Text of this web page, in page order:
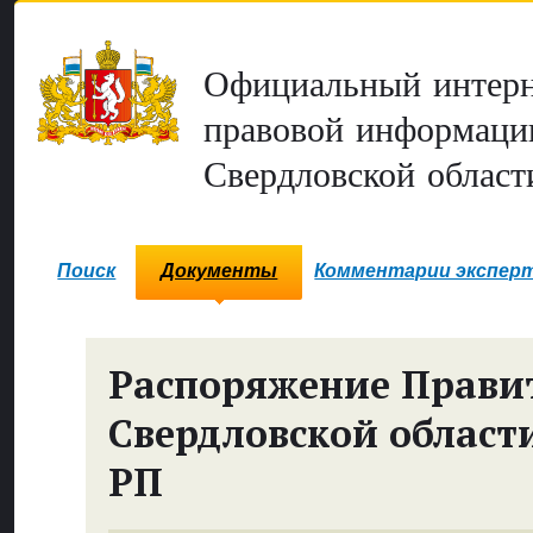
Официальный
правовой
Свердловской
Поиск Документы Комментарии
Распоряжение
Свердловской
РП